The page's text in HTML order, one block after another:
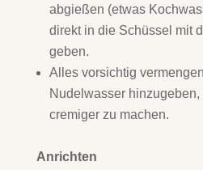
abgießen (etwas
direkt in die Schüssel mit
geben.
Alles vorsichtig
Nudelwasser
cremiger zu machen.
Anrichten